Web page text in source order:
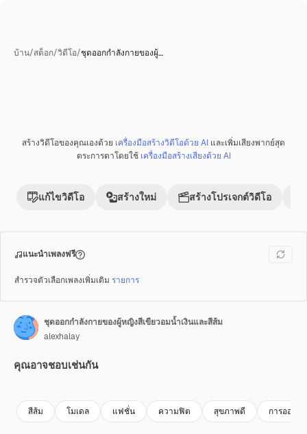
บ้าน/สต็อก/วิดีโอ/ชุดออกกำลังกายของผู้…
พรีเมี่ยม
สร้างวิดีโอของคุณเองด้วย เครื่องมือสร้างวิดีโอด้วย AI และเพิ่มเสียงพากย์สุด
ตระการตาโดยใช้ เครื่องมือสร้างเสียงด้วย AI
แก้ไขวิดีโอ สร้างใหม่ สร้างโปรเจกต์วิดีโอ
แนะนำเพลงฟรี
สำรวจตัวเลือกเพลงเพิ่มเติม รายการ
ชุดออกกำลังกายของผู้หญิงสีเขียวอมน้ำเงินและสีส้ม
alexhalay
คุณอาจชอบเช่นกัน
สีส้ม โมเดล แฟชั่น ความฟิต สุขภาพดี การออกกํ